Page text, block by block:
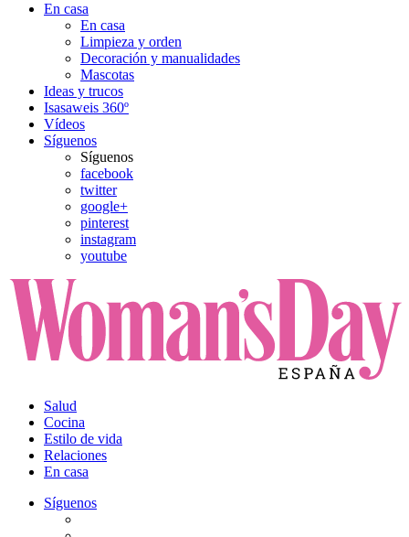
En casa
En casa
Limpieza y orden
Decoración y manualidades
Mascotas
Ideas y trucos
Isasaweis 360º
Vídeos
Síguenos
Síguenos
facebook
twitter
google+
pinterest
instagram
youtube
Salud
Cocina
Estilo de vida
Relaciones
En casa
Síguenos